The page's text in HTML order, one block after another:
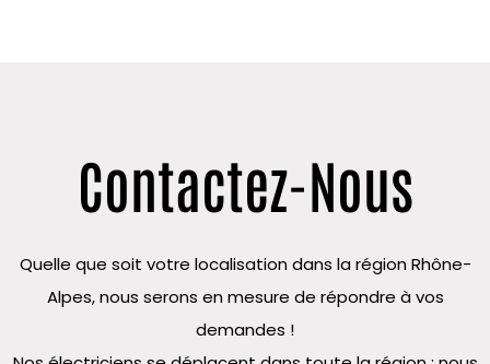
Contactez-Nous
Quelle que soit votre localisation dans la région Rhône-
Alpes, nous serons en mesure de répondre à vos
demandes !